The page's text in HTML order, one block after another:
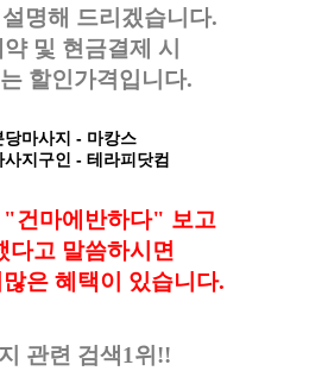
명해 드리겠습니다.
및 현금결제 시
할인가격입니다.
당마사지 - 마캉스
사지구인 - 테라피닷컴
"건마에반하다" 보고
다고 말씀하시면
은 혜택이 있습니다.
관련 검색1위!!